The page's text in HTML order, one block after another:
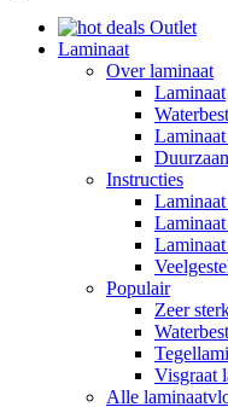
Outlet
Laminaat
Over laminaat
Laminaat
Instructies
Populair
Zeer
Visgraat
Alle